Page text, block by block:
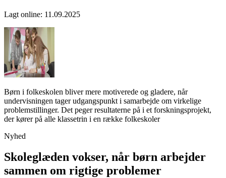
Lagt online: 11.09.2025
Børn i folkeskolen bliver mere motiverede og gladere, når
undervisningen tager udgangspunkt i samarbejde om virkelige
problemstillinger. Det peger resultaterne på i et forskningsprojekt,
der kører på alle klassetrin i en række folkeskoler
Nyhed
Skoleglæden vokser, når børn arbejder
sammen om rigtige problemer